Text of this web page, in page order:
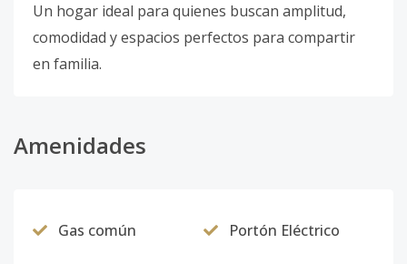
Un hogar ideal para quienes buscan amplitud,
comodidad y espacios perfectos para compartir
en familia.
Amenidades
Gas común Portón Eléctrico